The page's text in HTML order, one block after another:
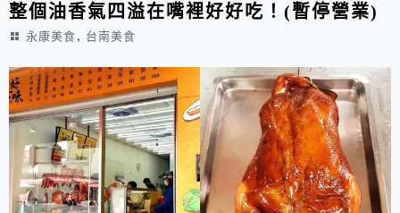
整個油香氣四溢在嘴裡好好吃！(暫停營業)
永康美食 , 台南美食